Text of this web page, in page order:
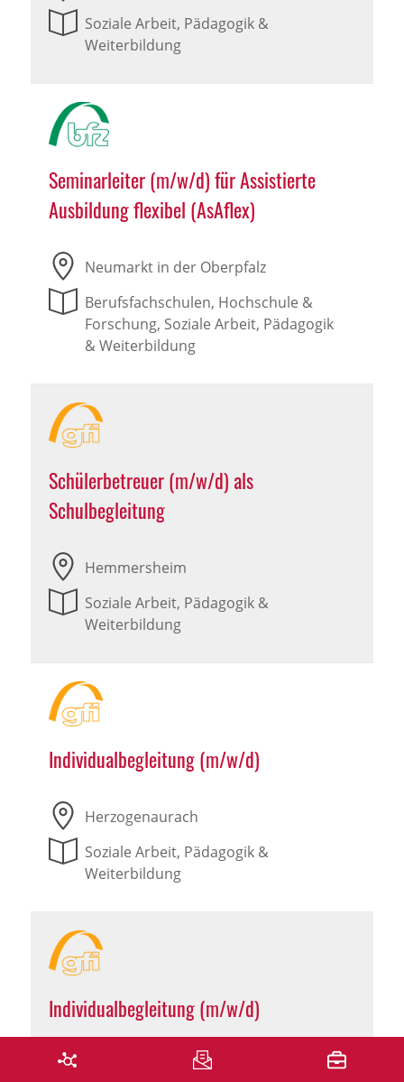
Soziale Arbeit, Pädagogik &
Weiterbildung
Seminarleiter (m/w/d) für Assistierte
Ausbildung flexibel (AsAflex)
Neumarkt in der Oberpfalz
Berufsfachschulen, Hochschule &
Forschung, Soziale Arbeit, Pädagogik
& Weiterbildung
Schülerbetreuer (m/w/d) als
Schulbegleitung
Hemmersheim
Soziale Arbeit, Pädagogik &
Weiterbildung
Individualbegleitung (m/w/d)
Herzogenaurach
Soziale Arbeit, Pädagogik &
Weiterbildung
Individualbegleitung (m/w/d)